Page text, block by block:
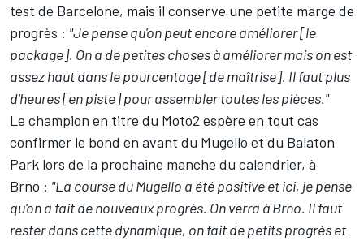
test de Barcelone, mais il conserve une petite marge de
progrès : "Je pense qu'on peut encore améliorer [le
package]. On a de petites choses à améliorer mais on est
assez haut dans le pourcentage [de maîtrise]. Il faut plus
d'heures [en piste] pour assembler toutes les pièces."
Le champion en titre du Moto2 espère en tout cas
confirmer le bond en avant du Mugello et du Balaton
Park lors de la prochaine manche du calendrier, à
Brno : "La course du Mugello a été positive et ici, je pense
qu'on a fait de nouveaux progrès. On verra à Brno. Il faut
rester dans cette dynamique, on fait de petits progrès et